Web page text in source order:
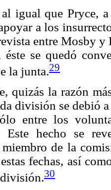
igual que Pryce,
a los
entre Mosby
éste se quedó
la junta.29
quizás la razón
división se debió
entre los
Este hecho se
miembro de la
fechas, así
30